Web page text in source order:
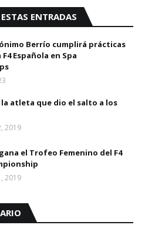
ENTRADAS
Berrío cumplirá prácticas
Española en Spa
la atleta que dio el salto a los
2019
el Trofeo Femenino del F4
2019